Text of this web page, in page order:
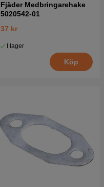
Fjäder Medbringarehake
5020542-01
37 kr
I lager
Köp